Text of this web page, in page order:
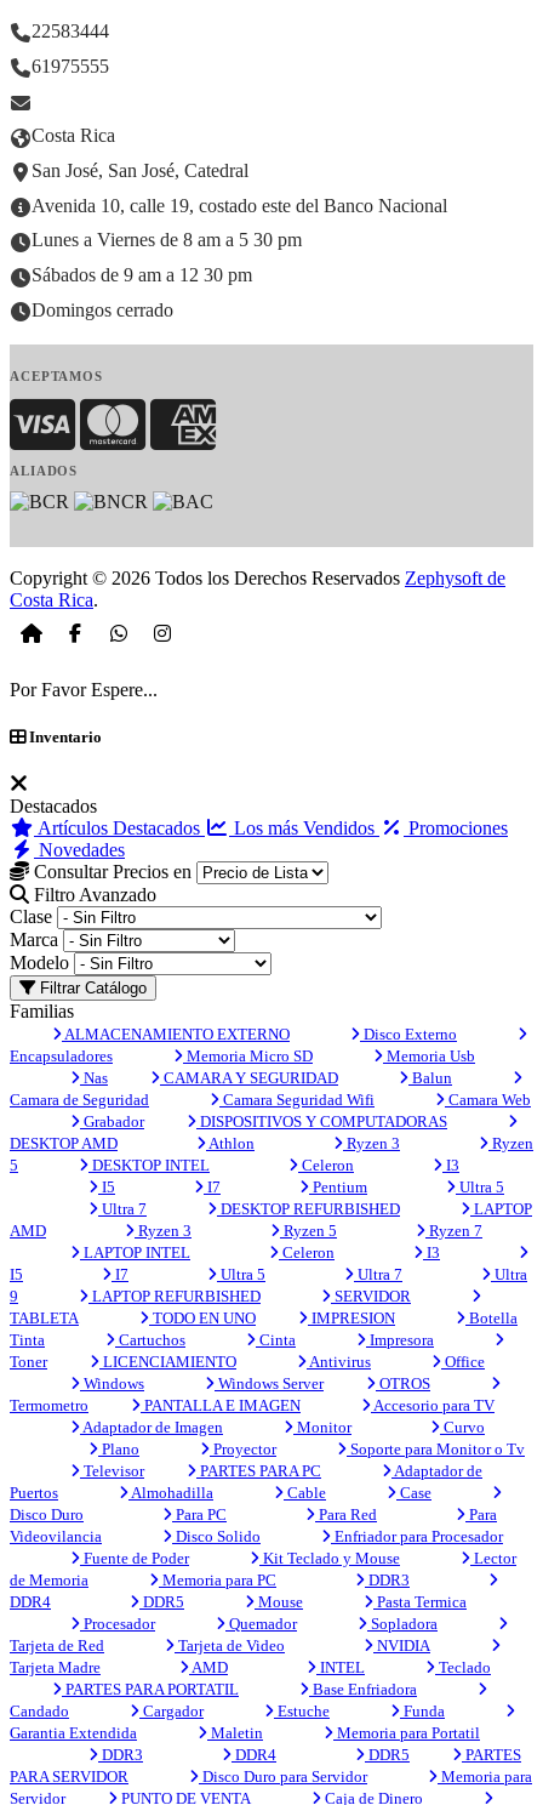
22583444
61975555
Costa Rica
San José, San José, Catedral
Avenida 10, calle 19, costado este del Banco Nacional
Lunes a Viernes de 8 am a 5 30 pm
Sábados de 9 am a 12 30 pm
Domingos cerrado
ACEPTAMOS
Visa MasterCardAmerican Express
ALIADOS
Copyright © 2026 Todos los Derechos Reservados Zephysoft de
Costa Rica.
Por Favor Espere...
Inventario
Destacados
Artículos Destacados
Los más Vendidos
Promociones
Novedades
Consultar Precios en
Filtro Avanzado
Clase
Marca
Modelo
Filtrar Catálogo
Familias
ALMACENAMIENTO EXTERNO
Disco Externo
Encapsuladores
Memoria Micro SD
Memoria Usb
Nas
CAMARA Y SEGURIDAD
Balun
Camara de Seguridad
Camara Seguridad Wifi
Camara Web
Grabador
DISPOSITIVOS Y COMPUTADORAS
DESKTOP AMD
Athlon Ryzen 3
Ryzen
5
DESKTOP INTEL Celeron
I3
I5
I7 Pentium
Ultra 5
Ultra 7
DESKTOP REFURBISHED
LAPTOP
AMD
Ryzen 3 Ryzen 5
Ryzen 7
LAPTOP INTEL
Celeron
I3
I5
I7 Ultra 5 Ultra 7
Ultra
9
LAPTOP REFURBISHED
SERVIDOR
TABLETA
TODO EN UNO IMPRESION
Botella
Tinta
Cartuchos Cinta
Impresora
Toner
LICENCIAMIENTO Antivirus
Office
Windows
Windows Server
OTROS
Termometro
PANTALLA E IMAGEN
Accesorio para TV
Adaptador de Imagen
Monitor
Curvo
Plano
Proyector
Soporte para Monitor o Tv
Televisor
PARTES PARA PC
Adaptador de
Puertos
Almohadilla Cable
Case
Disco Duro
Para PC Para Red
Para
Videovilancia
Disco Solido
Enfriador para Procesador
Fuente de Poder
Kit Teclado y Mouse
Lector
de Memoria
Memoria para PC
DDR3
DDR4
DDR5 Mouse
Pasta Termica
Procesador
Quemador
Sopladora
Tarjeta de Red
Tarjeta de Video
NVIDIA
Tarjeta Madre
AMD INTEL
Teclado
PARTES PARA PORTATIL
Base Enfriadora
Candado
Cargador Estuche
Funda
Garantia Extendida
Maletin
Memoria para Portatil
DDR3
DDR4 DDR5
PARTES
PARA SERVIDOR
Disco Duro para Servidor
Memoria para
Servidor
PUNTO DE VENTA Caja de Dinero